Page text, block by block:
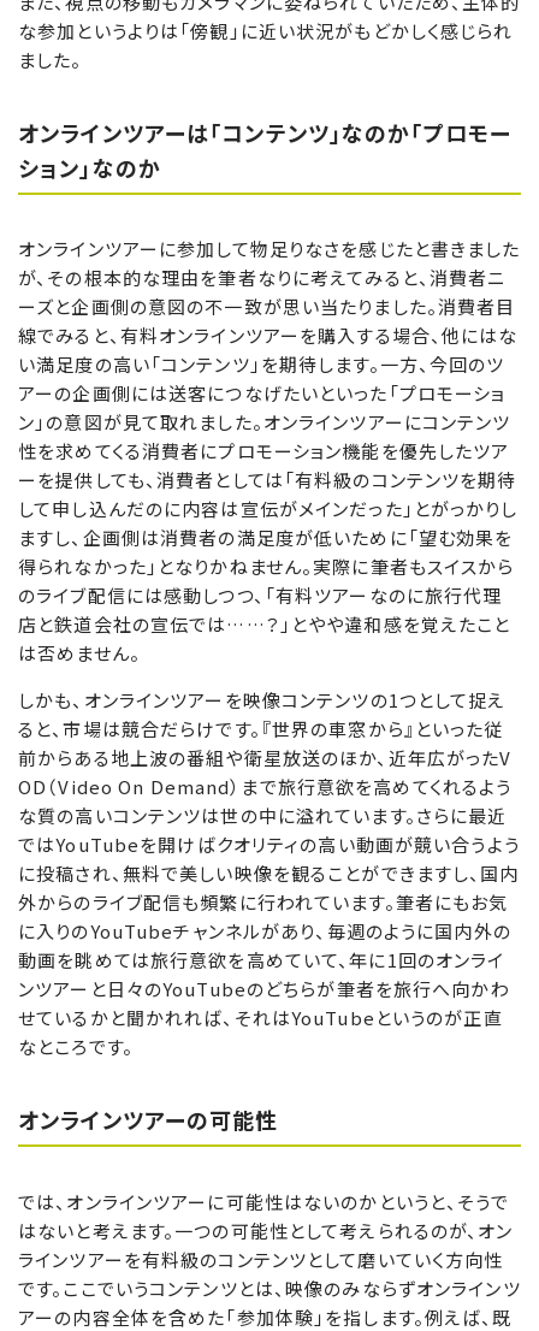
な参加というよりは「傍観」に近い状況がもどかしく感じられ
ました。
オンラインツアーは「コンテンツ」なのか「プロモー
ション」なのか
オンラインツアーに参加して物足りなさを感じたと書きました
が、その根本的な理由を筆者なりに考えてみると、消費者ニ
ーズと企画側の意図の不一致が思い当たりました。消費者目
線でみると、有料オンラインツアーを購入する場合、他にはな
い満足度の高い「コンテンツ」を期待します。一方、今回のツ
アーの企画側には送客につなげたいといった「プロモーショ
ン」の意図が見て取れました。オンラインツアーにコンテンツ
性を求めてくる消費者にプロモーション機能を優先したツア
ーを提供しても、消費者としては「有料級のコンテンツを期待
して申し込んだのに内容は宣伝がメインだった」とがっかりし
ますし、企画側は消費者の満足度が低いために「望む効果を
得られなかった」となりかねません。実際に筆者もスイスから
のライブ配信には感動しつつ、「有料ツアーなのに旅行代理
店と鉄道会社の宣伝では……？」とやや違和感を覚えたこと
は否めません。
しかも、オンラインツアーを映像コンテンツの1つとして捉え
ると、市場は競合だらけです。『世界の車窓から』といった従
前からある地上波の番組や衛星放送のほか、近年広がったV
OD（Video On Demand）まで旅行意欲を高めてくれるよう
な質の高いコンテンツは世の中に溢れています。さらに最近
ではYouTubeを開けばクオリティの高い動画が競い合うよう
に投稿され、無料で美しい映像を観ることができますし、国内
外からのライブ配信も頻繁に行われています。筆者にもお気
に入りのYouTubeチャンネルがあり、毎週のように国内外の
動画を眺めては旅行意欲を高めていて、年に1回のオンライ
ンツアーと日々のYouTubeのどちらが筆者を旅行へ向かわ
せているかと聞かれれば、それはYouTubeというのが正直
なところです。
オンラインツアーの可能性
では、オンラインツアーに可能性はないのかというと、そうで
はないと考えます。一つの可能性として考えられるのが、オン
ラインツアーを有料級のコンテンツとして磨いていく方向性
です。ここでいうコンテンツとは、映像のみならずオンラインツ
アーの内容全体を含めた「参加体験」を指します。例えば、既